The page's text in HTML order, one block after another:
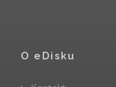
O eDisku